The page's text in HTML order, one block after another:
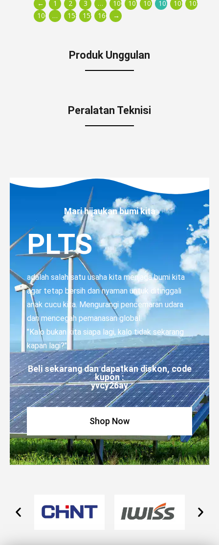
← 1 2 3 … 100 101 102 103 104
105
106
… 158 159 160 →
Produk Unggulan
Peralatan Teknisi
Mari hijaukan bumi kita
PLTS
adalah salah satu usaha kita menjaga bumi kita
agar tetap bersih dan nyaman untuk ditinggali
anak cucu kita. Mengurangi pencemaran udara
dan mencegah pemanasan global.
"Kalo bukan kita siapa lagi, kalo tidak sekarang
kapan lagi?"
Beli sekarang dan dapatkan diskon, code
kupon :
yvcy26ay
Shop Now